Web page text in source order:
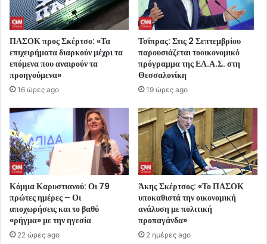
ΠΑΣΟΚ προς Σκέρτσο: «Τα
επιχειρήματα διαρκούν μέχρι τα
επόμενα που αναιρούν τα
προηγούμενα»
16 ώρες ago
Τσίπρας: Στις 2 Σεπτεμβρίου
παρουσιάζεται τοοικονομικό
πρόγραμμα της ΕΛ.Α.Σ. στη
Θεσσαλονίκη
19 ώρες ago
Κόμμα Καρυστιανού: Οι 79
πρώτες ημέρες – Οι
αποχωρήσεις και το βαθύ
«ρήγμα» με την ηγεσία
22 ώρες ago
Άκης Σκέρτσος: «Το ΠΑΣΟΚ
υποκαθιστά την οικονομική
ανάλυση με πολιτική
προπαγάνδα»
2 ημέρες ago